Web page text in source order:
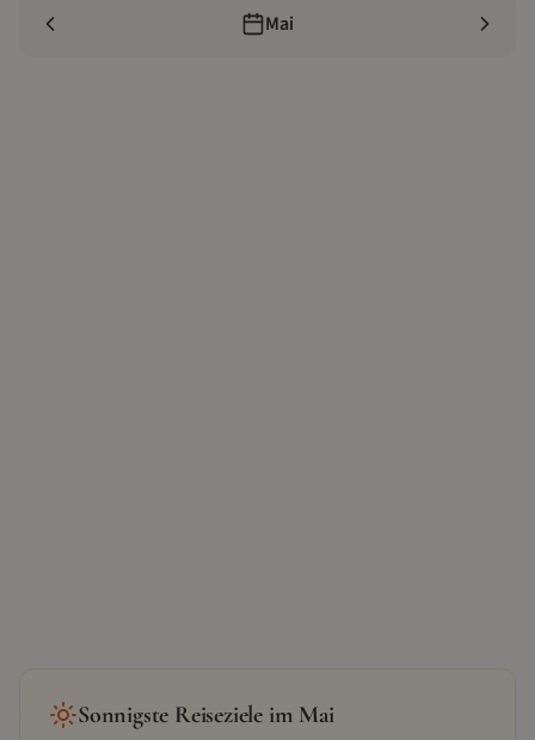
Mai
Sonnigste Reiseziele im Mai